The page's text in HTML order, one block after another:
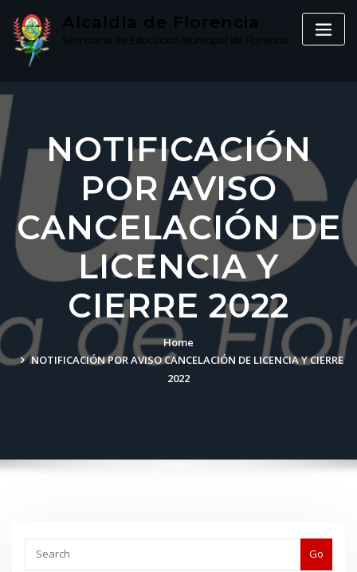
content
Alcaldía de Florencia
Secretaria de Educación Municipal de Florencia
NOTIFICACIÓN
POR AVISO
CANCELACIÓN DE
LICENCIA Y
CIERRE 2022
Home
NOTIFICACIÓN POR AVISO CANCELACIÓN DE LICENCIA Y CIERRE
2022
Go